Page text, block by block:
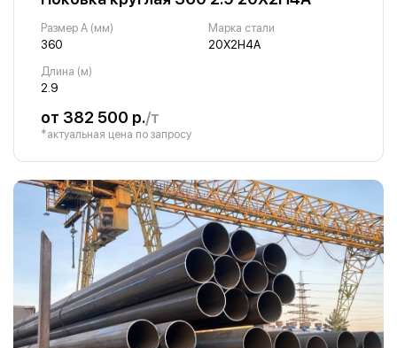
Размер A (мм)
360
Марка стали
20Х2Н4А
Длина (м)
2.9
от 382 500 р./т
*актуальная цена по запросу